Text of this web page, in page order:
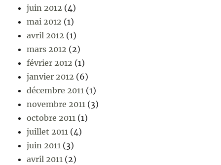
juin 2012 (4)
mai 2012 (1)
avril 2012 (1)
mars 2012 (2)
février 2012 (1)
janvier 2012 (6)
décembre 2011 (1)
novembre 2011 (3)
octobre 2011 (1)
juillet 2011 (4)
juin 2011 (3)
avril 2011 (2)